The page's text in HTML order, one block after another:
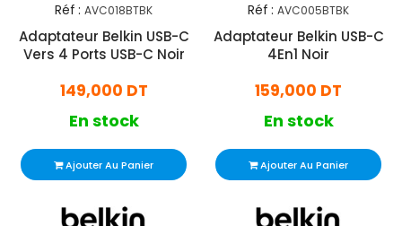
Réf : AVC018BTBK
Adaptateur Belkin USB-C
Vers 4 Ports USB-C Noir
149,000 DT
En stock
Ajouter Au Panier
Réf : AVC005BTBK
Adaptateur Belkin USB-C
4En1 Noir
159,000 DT
En stock
Ajouter Au Panier